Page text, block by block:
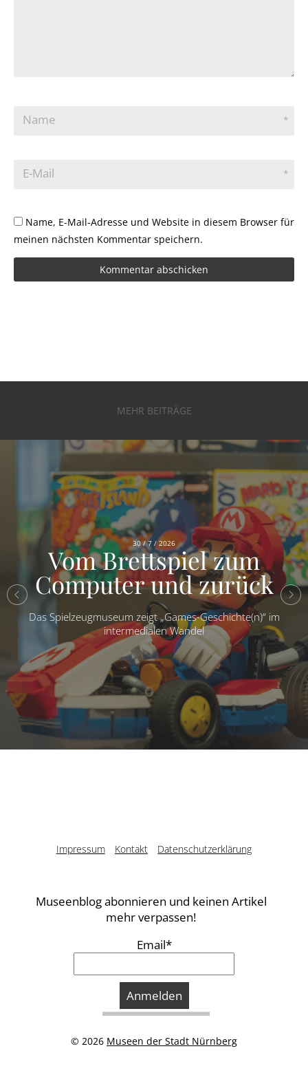
Name *
E-Mail *
Name, E-Mail-Adresse und Website in diesem Browser für
meinen nächsten Kommentar speichern.
MEHR BEITRÄGE
30 / 7 / 2026
Vom Brettspiel zum
Computer und zurück
Das Spielzeugmuseum zeigt „Games-Geschichte(n)“ im
intermedialen Wandel
Impressum Kontakt Datenschutzerklärung
Museenblog abonnieren und keinen Artikel
mehr verpassen!
Email*
© 2026 Museen der Stadt Nürnberg